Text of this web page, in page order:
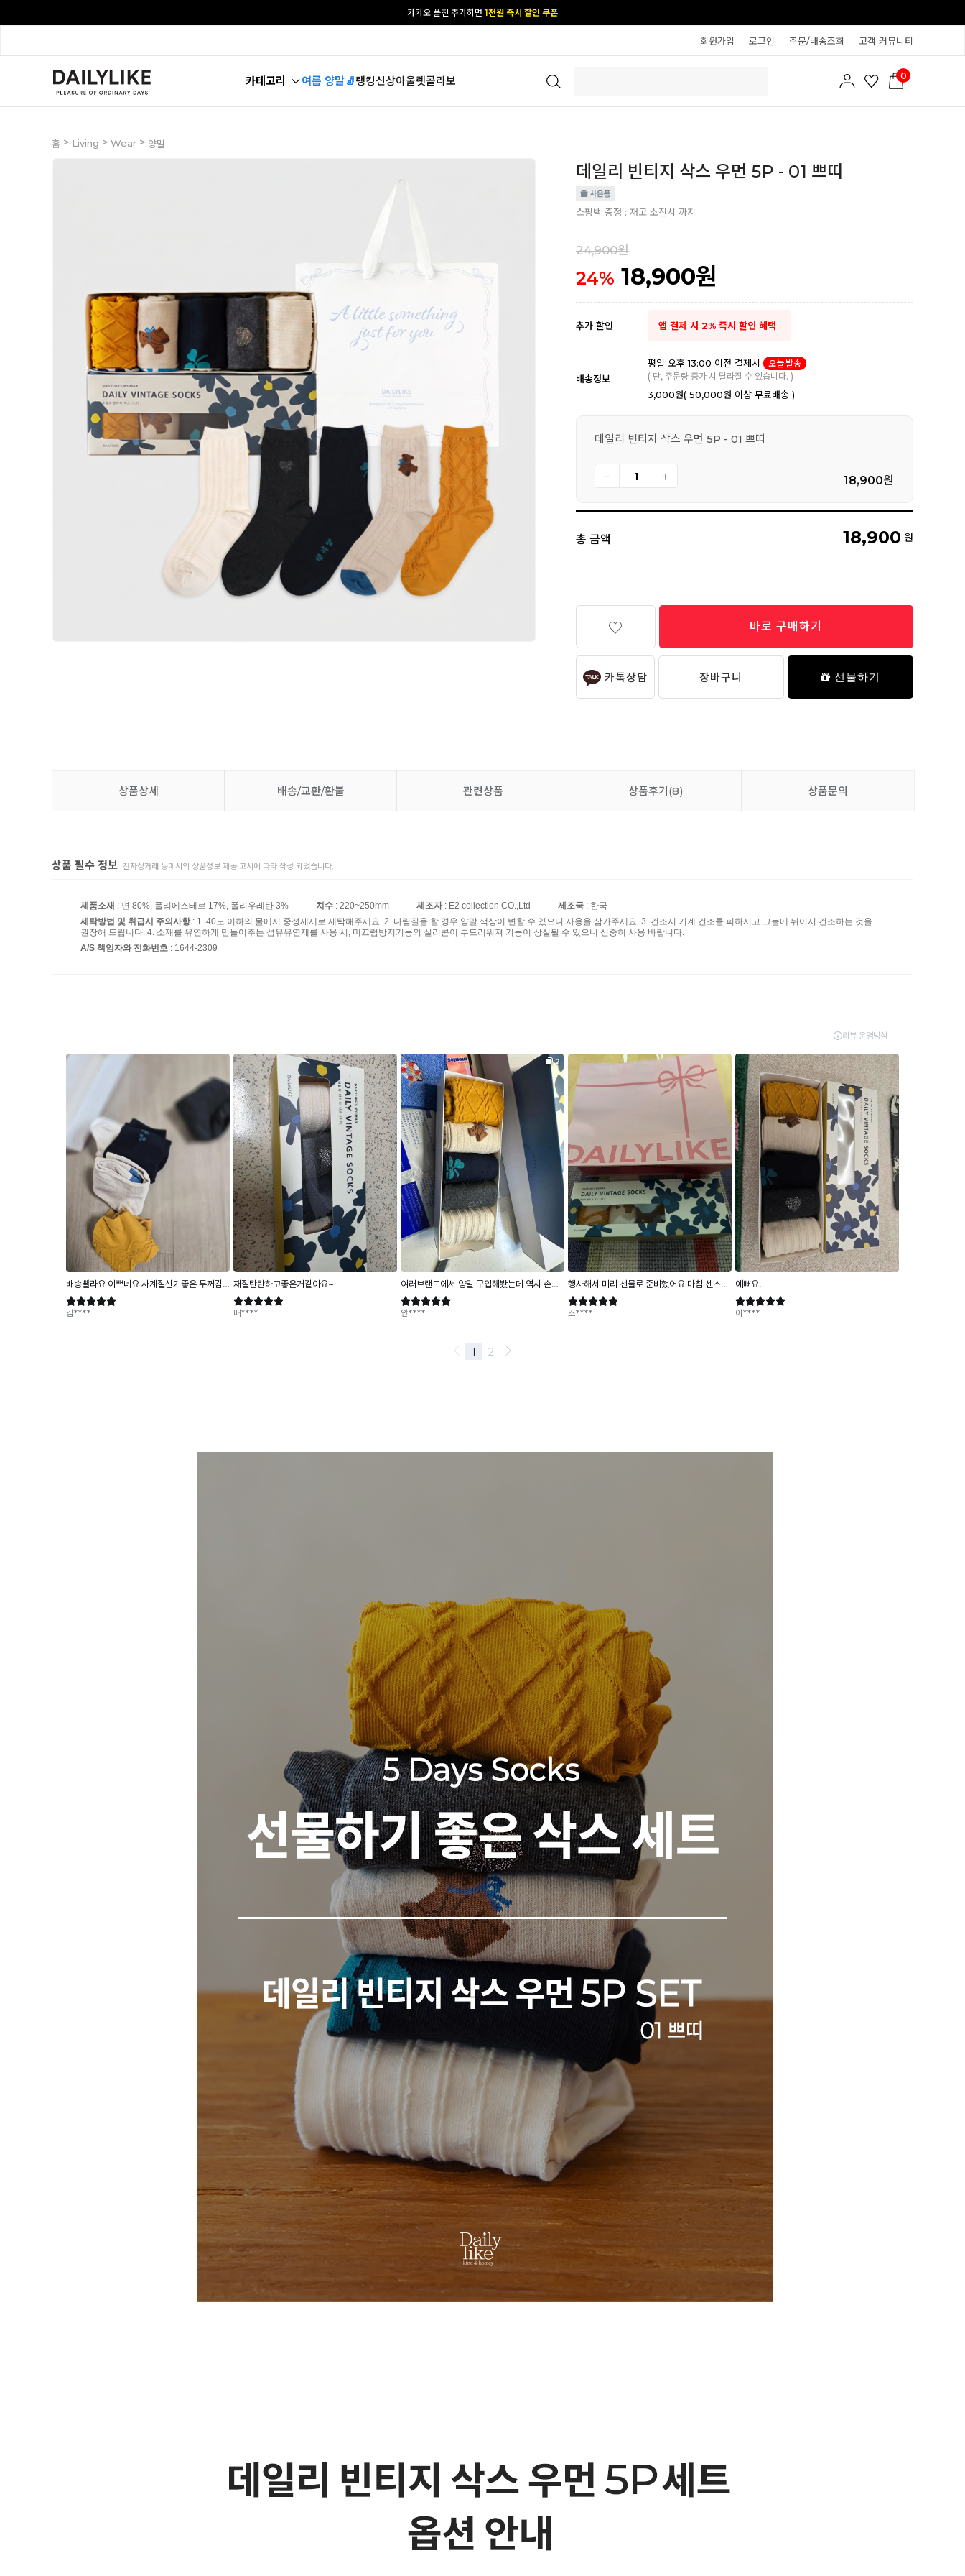
[공식몰 단독] 앱 다운받고2% 결제 할인 받기
회원가입 로그인 주문/배송조회 고객 커뮤니티
카테고리 여름 양말🧦랭킹신상아울렛콜라보 0
홈 > Living > Wear > 양말
데일리 빈티지 삭스 우먼 5P - 01 쁘띠
쇼핑백 증정 : 재고 소진시 까지
24,900원
24% 18,900원
추가 할인 앱 결제 시 2% 즉시 할인 혜택
배송정보
평일 오후 13:00 이전 결제시
오늘 발송
( 단, 주문량 증가 시 달라질 수 있습니다. )
3,000원( 50,000원 이상 무료배송 )
데일리 빈티지 삭스 우먼 5P - 01 쁘띠
18,900원
총 금액 18,900 원
바로 구매하기
카톡상담 장바구니 선물하기
상품상세 배송/교환/환불 관련상품 상품후기(8) 상품문의
상품 필수 정보 전자상거래 등에서의 상품정보 제공 고시에 따라 작성 되었습니다.
제품소재 : 면 80%, 폴리에스테르 17%, 폴리우레탄 3% 치수 : 220~250mm 제조자: E2 collection CO.,Ltd 제조국 : 한국
세탁방법 및 취급시 주의사항: 1. 40도 이하의 물에서 중성세제로 세탁해주세요. 2. 다림질을 할 경우 양말 색상이 변할 수 있으니 사용을 삼가주세요. 3. 건조시 기계 건조를 피하시고 그늘에 뉘어서 건조하는 것을
권장해 드립니다. 4. 소재를 유연하게 만들어주는 섬유유연제를 사용 시, 미끄럼방지기능의 실리콘이 부드러워져 기능이 상실될 수 있으니 신중히 사용 바랍니다.
A/S 책임자와 전화번호 : 1644-2309